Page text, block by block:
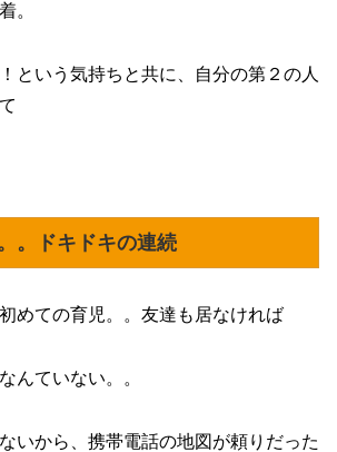
。
という気持ちと共に、自分の第２の人
。ドキドキの連続
めての育児。。友達も居なければ
んていない。。
いから、携帯電話の地図が頼りだった